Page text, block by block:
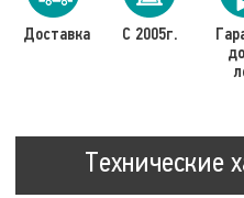
Доставка С 2005г.
Технические